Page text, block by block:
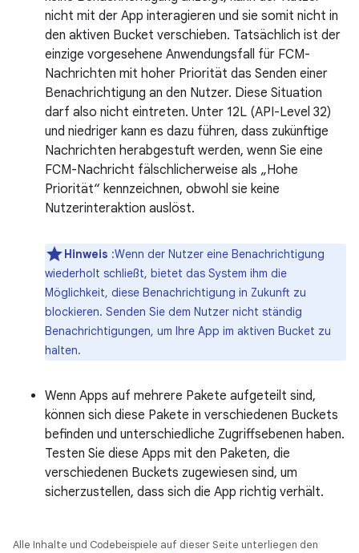
nicht mit der App interagieren und sie somit nicht in
den aktiven Bucket verschieben. Tatsächlich ist der
einzige vorgesehene Anwendungsfall für FCM-
Nachrichten mit hoher Priorität das Senden einer
Benachrichtigung an den Nutzer. Diese Situation
darf also nicht eintreten. Unter 12L (API-Level 32)
und niedriger kann es dazu führen, dass zukünftige
Nachrichten herabgestuft werden, wenn Sie eine
FCM-Nachricht fälschlicherweise als „Hohe
Priorität“ kennzeichnen, obwohl sie keine
Nutzerinteraktion auslöst.
Hinweis :Wenn der Nutzer eine Benachrichtigung
wiederholt schließt, bietet das System ihm die
Möglichkeit, diese Benachrichtigung in Zukunft zu
blockieren. Senden Sie dem Nutzer nicht ständig
Benachrichtigungen, um Ihre App im aktiven Bucket zu
halten.
Wenn Apps auf mehrere Pakete aufgeteilt sind,
können sich diese Pakete in verschiedenen Buckets
befinden und unterschiedliche Zugriffsebenen haben.
Testen Sie diese Apps mit den Paketen, die
verschiedenen Buckets zugewiesen sind, um
sicherzustellen, dass sich die App richtig verhält.
Alle Inhalte und Codebeispiele auf dieser Seite unterliegen den